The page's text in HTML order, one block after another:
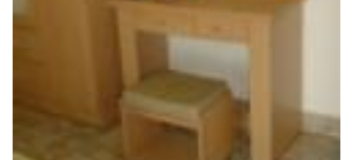
🔥 ราคานี้ในย่านนี้ “หายากมาก”
📱 091 - 498 - 9955
⏰ 09:00 – 19:00 น. (ทุกวัน)